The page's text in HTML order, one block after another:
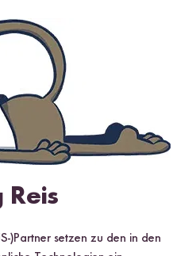
)Partner setzen zu den in den